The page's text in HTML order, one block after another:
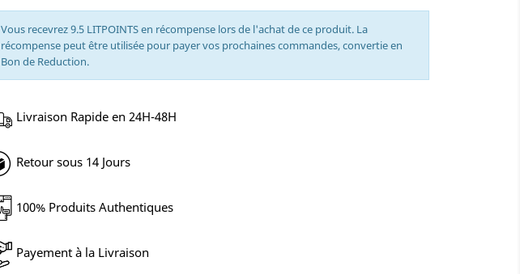
Vous recevrez 9.5 LITPOINTS en récompense lors de l'achat de ce produit. La
récompense peut être utilisée pour payer vos prochaines commandes, convertie en
Bon de Reduction.
Livraison Rapide en 24H-48H
Retour sous 14 Jours
100% Produits Authentiques
Payement à la Livraison